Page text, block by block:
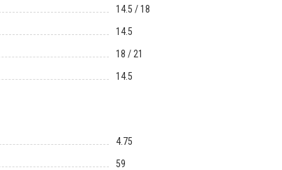
14.5 / 18
14.5
18 / 21
14.5
4.75
59